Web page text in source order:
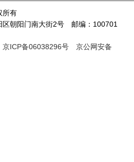
所有
区朝阳门南大街2号 邮编：100701
京ICP备06038296号
京公网安备